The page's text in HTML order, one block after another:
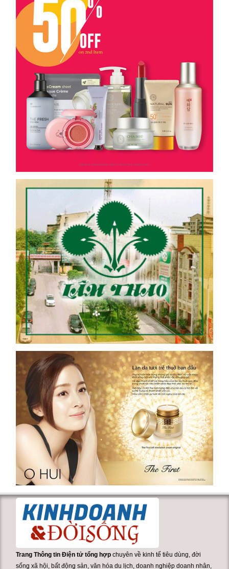
Trang Thông tin Điện tử tổng hợp chuyên về kinh tế tiêu dùng, đời
sống xã hội, bất động sản, văn hóa du lịch, doanh nghiệp doanh nhân,